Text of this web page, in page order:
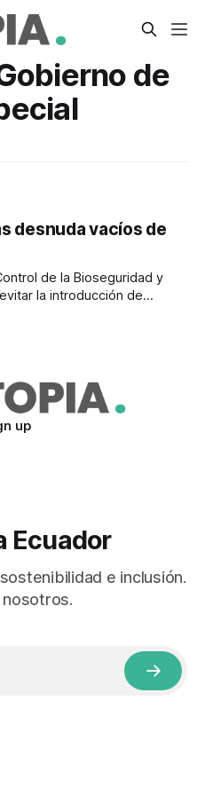
de
desnuda vacíos de
de la Bioseguridad y
la introducción de
up
Ecuador
e inclusión.